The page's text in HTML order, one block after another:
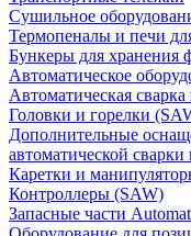
Сушильное
Термопеналы и печи
Бункеры для хранения
Автоматическое
Автоматическая
Головки и горелки
Дополнительные
автоматической
Каретки и
Контроллеры (SAW)
Запасные части